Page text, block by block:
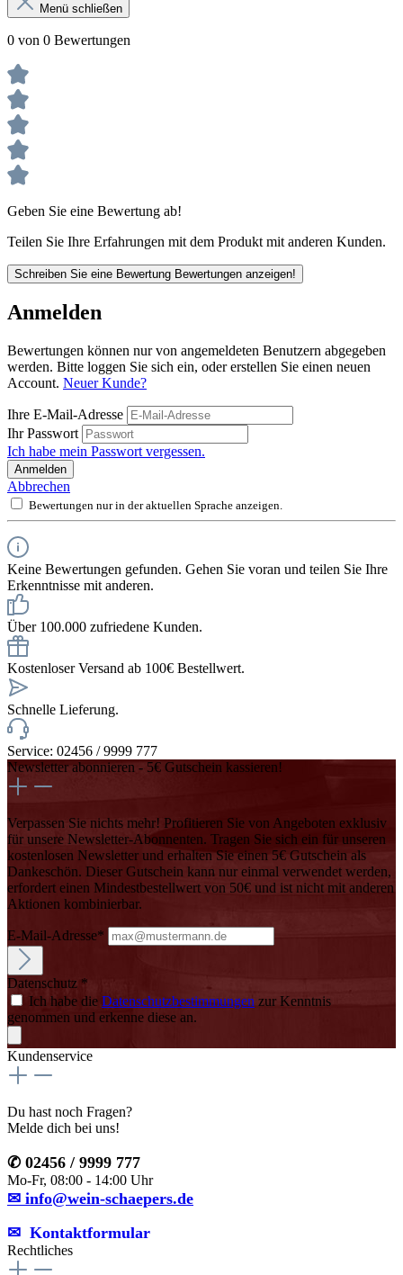
Menü schließen
0 von 0 Bewertungen
Geben Sie eine Bewertung ab!
Teilen Sie Ihre Erfahrungen mit dem Produkt mit anderen Kunden.
Schreiben Sie eine Bewertung Bewertungen anzeigen!
Anmelden
Bewertungen können nur von angemeldeten Benutzern abgegeben
werden. Bitte loggen Sie sich ein, oder erstellen Sie einen neuen
Account. Neuer Kunde?
Ihre E-Mail-Adresse
Ihr Passwort
Ich habe mein Passwort vergessen.
Anmelden
Abbrechen
Bewertungen nur in der aktuellen Sprache anzeigen.
Keine Bewertungen gefunden. Gehen Sie voran und teilen Sie Ihre
Erkenntnisse mit anderen.
Über 100.000 zufriedene Kunden.
Kostenloser Versand ab 100€ Bestellwert.
Schnelle Lieferung.
Service: 02456 / 9999 777
Newsletter abonnieren - 5€ Gutschein kassieren!
Verpassen Sie nichts mehr! Profitieren Sie von Angeboten exklusiv
für unsere Newsletter-Abonnenten. Tragen Sie sich ein für unseren
kostenlosen Newsletter und erhalten Sie einen 5€ Gutschein als
Dankeschön. Dieser Gutschein kann nur einmal verwendet werden,
erfordert einen Mindestbestellwert von 50€ und ist nicht mit anderen
Aktionen kombinierbar.
E-Mail-Adresse*
Datenschutz *
Ich habe die Datenschutzbestimmungen zur Kenntnis
genommen und erkenne diese an.
Kundenservice
Du hast noch Fragen?
Melde dich bei uns!
✆ 02456 / 9999 777
Mo-Fr, 08:00 - 14:00 Uhr
✉ info@wein-schaepers.de
✉︎ Kontaktformular
Rechtliches